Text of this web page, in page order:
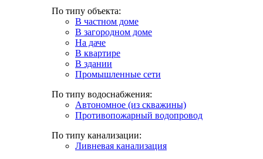
По типу объекта:
В частном доме
В загородном доме
На даче
В квартире
В здании
Промышленные сети
По типу водоснабжения:
Автономное (из скважины)
Противопожарный водопровод
По типу канализации:
Ливневая канализация